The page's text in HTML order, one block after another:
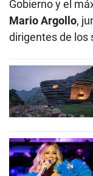
Gobierno y el
Mario Argollo,
dirigentes de los